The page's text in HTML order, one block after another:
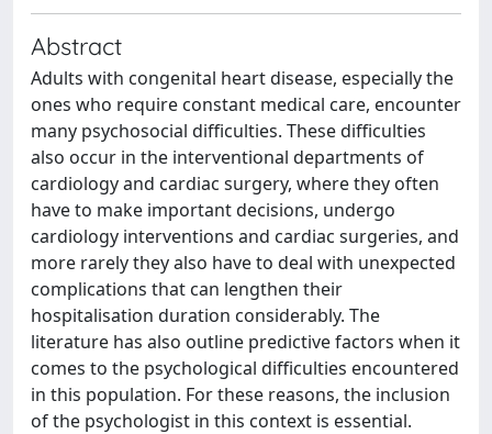
Abstract
Adults with congenital heart disease, especially the
ones who require constant medical care, encounter
many psychosocial difficulties. These difficulties
also occur in the interventional departments of
cardiology and cardiac surgery, where they often
have to make important decisions, undergo
cardiology interventions and cardiac surgeries, and
more rarely they also have to deal with unexpected
complications that can lengthen their
hospitalisation duration considerably. The
literature has also outline predictive factors when it
comes to the psychological difficulties encountered
in this population. For these reasons, the inclusion
of the psychologist in this context is essential.